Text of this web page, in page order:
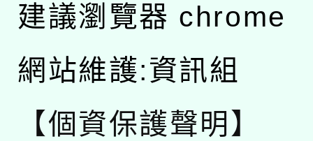
建議瀏覽器 chrome
網站維護:資訊組
【個資保護聲明】